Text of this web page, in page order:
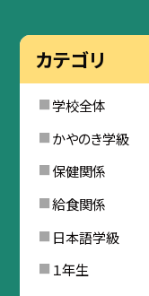
カテゴリ
学校全体
かやのき学級
保健関係
給食関係
日本語学級
１年生